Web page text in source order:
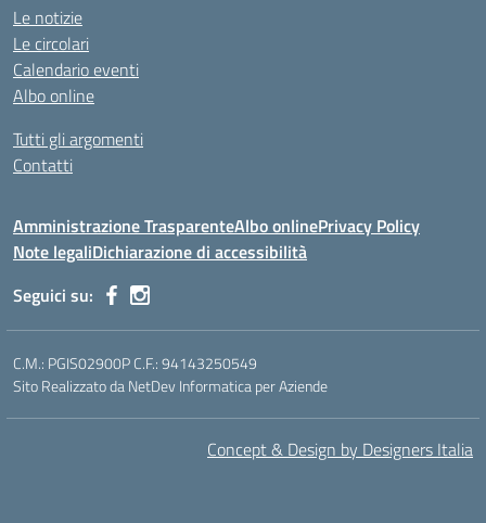
Le notizie
Le circolari
Calendario eventi
Albo online
Tutti gli argomenti
Contatti
Amministrazione TrasparenteAlbo onlinePrivacy Policy
Note legaliDichiarazione di accessibilità
Seguici su:
C.M.: PGIS02900P C.F.: 94143250549
Sito Realizzato da NetDev Informatica per Aziende
Concept & Design by Designers Italia